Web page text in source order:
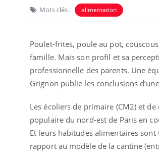
Mots clés : alimentation
Poulet-frites, poule au pot,
famille. Mais son profil et sa
professionnelle des parents. Une
Grignon publie les conclusions
Les écoliers de primaire (CM2) et de
populaire du nord-est de Paris en
Et leurs habitudes alimentaires
rapport au modèle de la cantine